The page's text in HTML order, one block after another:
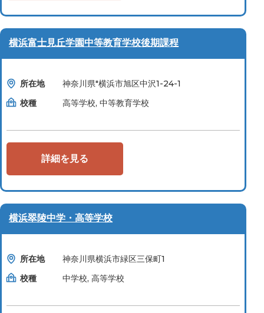
横浜富士見丘学園中等教育学校後期課程
所在地
神奈川県"横浜市旭区中沢1-24-1
校種
高等学校, 中等教育学校
詳細を見る
横浜翠陵中学・高等学校
所在地
神奈川県横浜市緑区三保町1
校種
中学校, 高等学校